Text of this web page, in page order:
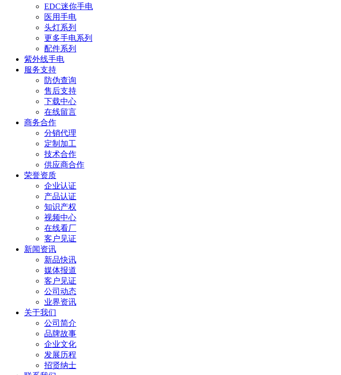
EDC迷你手电
医用手电
头灯系列
更多手电系列
配件系列
紫外线手电
服务支持
防伪查询
售后支持
下载中心
在线留言
商务合作
分销代理
定制加工
技术合作
供应商合作
荣誉资质
企业认证
产品认证
知识产权
视频中心
在线看厂
客户见证
新闻资讯
新品快讯
媒体报道
客户见证
公司动态
业界资讯
关于我们
公司简介
品牌故事
企业文化
发展历程
招贤纳士